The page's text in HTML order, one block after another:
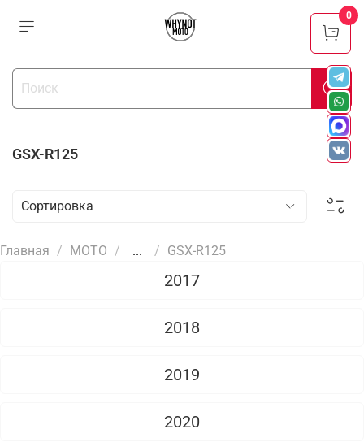
GSX-R125
Главная МОТО ... GSX-R125
2017
2018
2019
2020
0